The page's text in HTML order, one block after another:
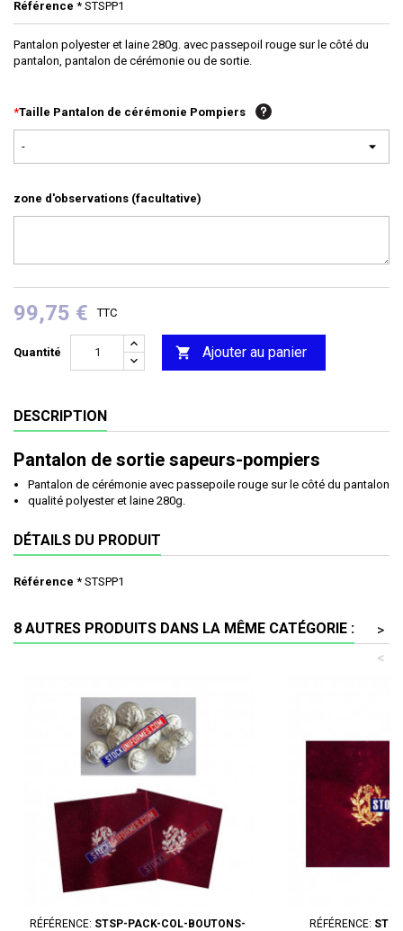
Référence * STSPP1
Pantalon polyester et laine 280g. avec passepoil rouge sur le côté du
pantalon, pantalon de cérémonie ou de sortie.
*Taille Pantalon de cérémonie Pompiers
-
zone d'observations (facultative)
99,75 € TTC
Quantité  Ajouter au panier
DESCRIPTION
Pantalon de sortie sapeurs-pompiers
Pantalon de cérémonie avec passepoile rouge sur le côté du pantalon
qualité polyester et laine 280g.
DÉTAILS DU PRODUIT
Référence * STSPP1
8 AUTRES PRODUITS DANS LA MÊME CATÉGORIE :
>
<
RÉFÉRENCE: STSP-PACK-COL-BOUTONS-
RÉFÉRENCE: